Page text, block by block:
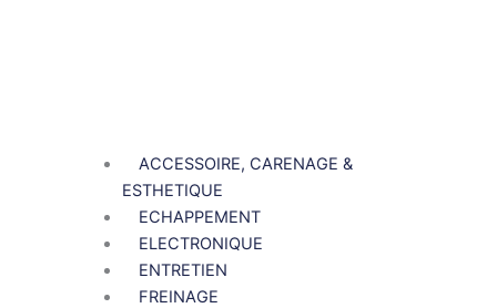
ACCESSOIRE, CARENAGE &
ESTHETIQUE
ECHAPPEMENT
ELECTRONIQUE
ENTRETIEN
FREINAGE